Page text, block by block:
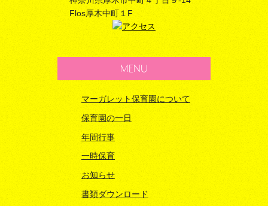
Flos厚木中町１F
MENU
マーガレット保育園について
保育園の一日
年間行事
一時保育
お知らせ
書類ダウンロード